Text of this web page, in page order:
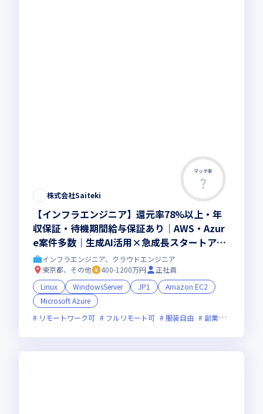
マッチ率
株式会社Saiteki
【インフラエンジニア】還元率78%以上・年
収保証・待機期間給与保証あり｜AWS・Azur
e案件多数｜生成AI活用×急成長スタートアッ
プ｜100項目スキル評価で市場価値を可視化｜
年休130日超・平均残業月5~7時間
インフラエンジニア、クラウドエンジニア
東京都、その他
400-1200万円
正社員
Linux
WindowsServer JP1
Amazon EC2
Microsoft Azure
リモートワーク可
フルリモート可 服装自由 副業可